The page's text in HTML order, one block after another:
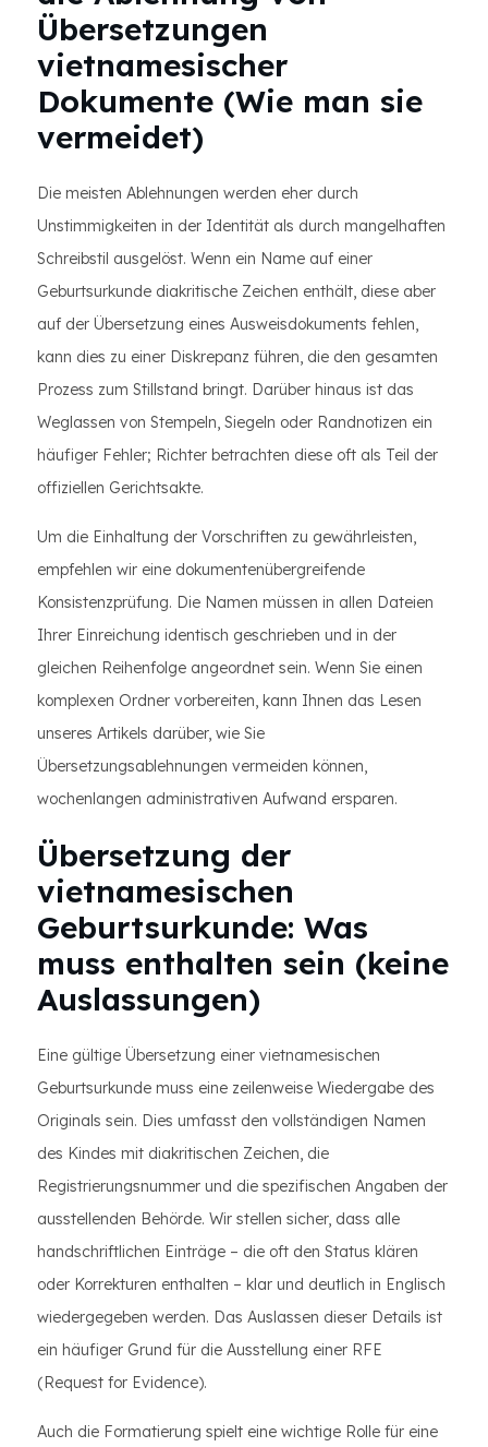
Übersetzungen
vietnamesischer
Dokumente (Wie man sie
vermeidet)
Die meisten Ablehnungen werden eher durch
Unstimmigkeiten in der Identität als durch mangelhaften
Schreibstil ausgelöst. Wenn ein Name auf einer
Geburtsurkunde diakritische Zeichen enthält, diese aber
auf der Übersetzung eines Ausweisdokuments fehlen,
kann dies zu einer Diskrepanz führen, die den gesamten
Prozess zum Stillstand bringt. Darüber hinaus ist das
Weglassen von Stempeln, Siegeln oder Randnotizen ein
häufiger Fehler; Richter betrachten diese oft als Teil der
offiziellen Gerichtsakte.
Um die Einhaltung der Vorschriften zu gewährleisten,
empfehlen wir eine dokumentenübergreifende
Konsistenzprüfung. Die Namen müssen in allen Dateien
Ihrer Einreichung identisch geschrieben und in der
gleichen Reihenfolge angeordnet sein. Wenn Sie einen
komplexen Ordner vorbereiten, kann Ihnen das Lesen
unseres Artikels darüber, wie Sie
Übersetzungsablehnungen vermeiden können,
wochenlangen administrativen Aufwand ersparen.
Übersetzung der
vietnamesischen
Geburtsurkunde: Was
muss enthalten sein (keine
Auslassungen)
Eine gültige Übersetzung einer vietnamesischen
Geburtsurkunde muss eine zeilenweise Wiedergabe des
Originals sein. Dies umfasst den vollständigen Namen
des Kindes mit diakritischen Zeichen, die
Registrierungsnummer und die spezifischen Angaben der
ausstellenden Behörde. Wir stellen sicher, dass alle
handschriftlichen Einträge – die oft den Status klären
oder Korrekturen enthalten – klar und deutlich in Englisch
wiedergegeben werden. Das Auslassen dieser Details ist
ein häufiger Grund für die Ausstellung einer RFE
(Request for Evidence).
Auch die Formatierung spielt eine wichtige Rolle für eine